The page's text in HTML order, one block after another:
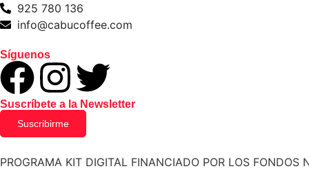
925 780 136
info@cabucoffee.com
Síguenos
Suscríbete a la Newsletter
Suscribirme
PROGRAMA KIT DIGITAL FINANCIADO POR LOS